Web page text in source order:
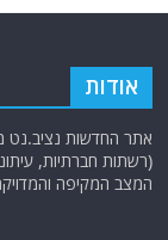
אודות
אתר החדשות נציב.נט
(רשתות חברתיות,
המצב המקיפה